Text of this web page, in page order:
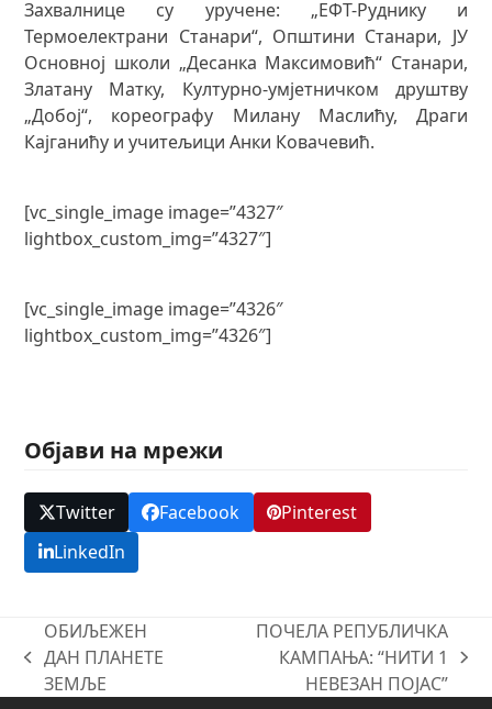
Захвалнице су уручене: „ЕФТ-Руднику и
Термоелектрани Станари“, Општини Станари, ЈУ
Основној школи „Десанка Максимовић“ Станари,
Златану Матку, Културно-умјетничком друштву
„Добој“, кореографу Милану Маслићу, Драги
Кајганићу и учитељици Анки Ковачевић.
[vc_single_image image=”4327″
lightbox_custom_img=”4327″]
[vc_single_image image=”4326″
lightbox_custom_img=”4326″]
Објави на мрежи
Twitter Facebook
Pinterest
LinkedIn
previous
post:
ОБИЉЕЖЕН
ДАН ПЛАНЕТЕ
ЗЕМЉЕ
post:
ПОЧЕЛА РЕПУБЛИЧКА
КАМПАЊА: “НИТИ 1
НЕВЕЗАН ПОЈАС”